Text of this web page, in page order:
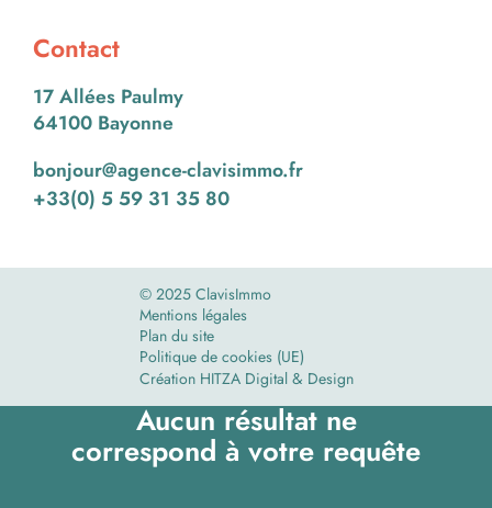
Contact
17 Allées Paulmy
64100 Bayonne
bonjour@agence-clavisimmo.fr
+33(0) 5 59 31 35 80
© 2025 ClavisImmo
Mentions légales
Plan du site
Politique de cookies (UE)
Création HITZA Digital & Design
Aucun résultat ne
correspond à votre requête